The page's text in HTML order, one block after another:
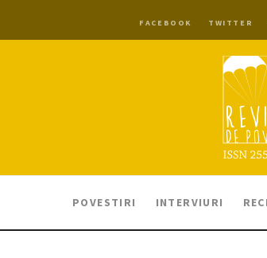
FACEBOOK TWITTER
POVESTIRI INTERVIURI